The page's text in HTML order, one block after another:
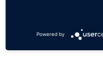
Powered by